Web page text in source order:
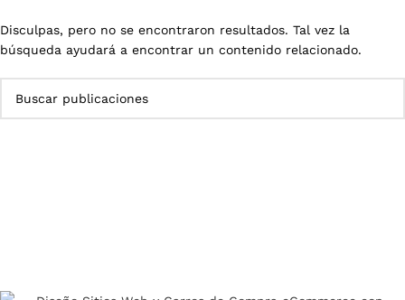
Disculpas, pero no se encontraron resultados. Tal vez la
búsqueda ayudará a encontrar un contenido relacionado.